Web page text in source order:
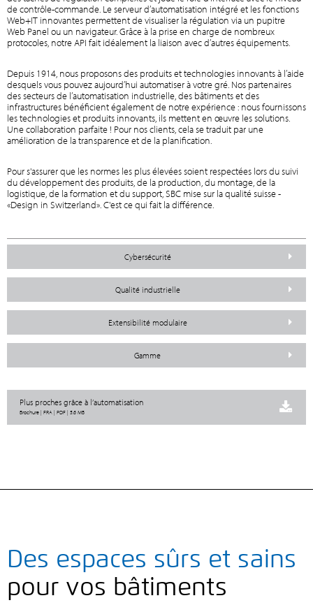
de contrôle-commande. Le serveur d’automatisation intégré et les fonctions
Web+IT innovantes permettent de visualiser la régulation via un pupitre
Web Panel ou un navigateur. Grâce à la prise en charge de nombreux
protocoles, notre API fait idéalement la liaison avec d’autres équipements.
Depuis 1914, nous proposons des produits et technologies innovants à l’aide
desquels vous pouvez aujourd’hui automatiser à votre gré. Nos partenaires
des secteurs de l’automatisation industrielle, des bâtiments et des
infrastructures bénéficient également de notre expérience : nous fournissons
les technologies et produits innovants, ils mettent en œuvre les solutions.
Une collaboration parfaite ! Pour nos clients, cela se traduit par une
amélioration de la transparence et de la planification.
Pour s'assurer que les normes les plus élevées soient respectées lors du suivi
du développement des produits, de la production, du montage, de la
logistique, de la formation et du support, SBC mise sur la qualité suisse -
«Design in Switzerland». C'est ce qui fait la différence.
Cybersécurité
Qualité industrielle
Extensibilité modulaire
Gamme
Plus proches grâce à l’automatisation
Brochure | FRA | PDF | 5.6 MB
Des espaces sûrs et sains
pour vos bâtiments